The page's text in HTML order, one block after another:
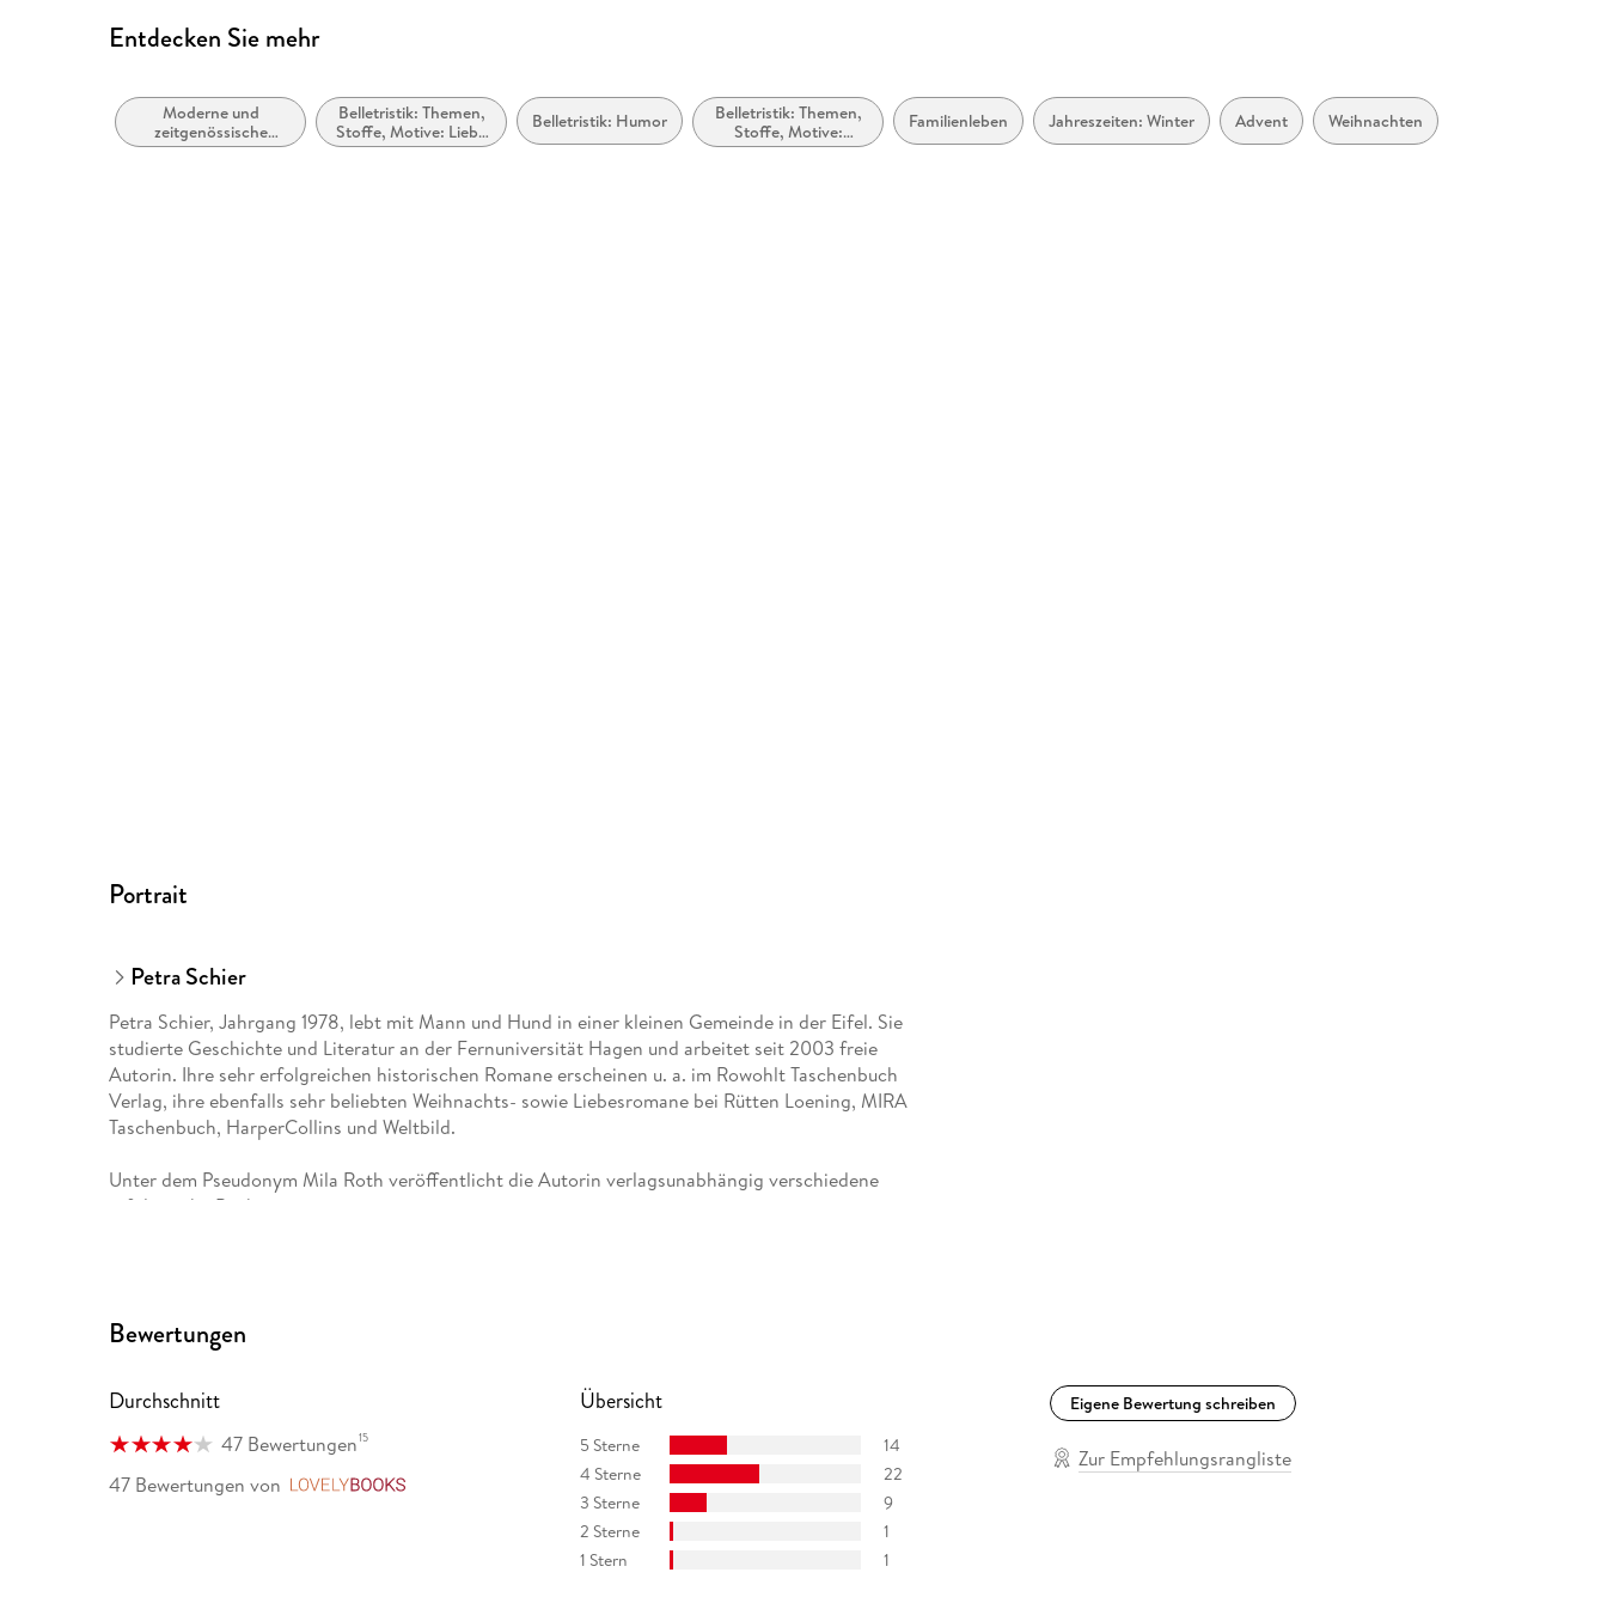
Entdecken Sie mehr
Moderne und
zeitgenössische
Liebesromane
Belletristik: Themen,
Stoffe, Motive: Liebe
und Beziehungen
Belletristik: Humor
Belletristik: Themen,
Stoffe, Motive:
Seelenleben
Familienleben Jahreszeiten: Winter Advent Weihnachten
Portrait
Petra Schier
Petra Schier, Jahrgang 1978, lebt mit Mann und Hund in einer kleinen Gemeinde in der Eifel. Sie
studierte Geschichte und Literatur an der Fernuniversität Hagen und arbeitet seit 2003 freie
Autorin. Ihre sehr erfolgreichen historischen Romane erscheinen u. a. im Rowohlt Taschenbuch
Verlag, ihre ebenfalls sehr beliebten Weihnachts- sowie Liebesromane bei Rütten Loening, MIRA
Taschenbuch, HarperCollins und Weltbild.
Unter dem Pseudonym Mila Roth veröffentlicht die Autorin verlagsunabhängig verschiedene
erfolgreiche Buchserien.
Bewertungen
Durchschnitt
47 Bewertungen15
47 Bewertungen von
Übersicht
5 Sterne
14
4 Sterne
22
3 Sterne
9
2 Sterne
1
1 Stern
1
Eigene Bewertung schreiben
Zur Empfehlungsrangliste